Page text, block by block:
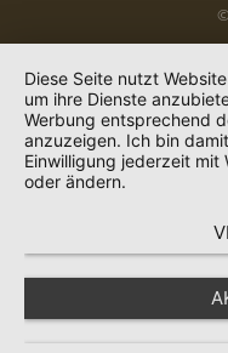
Diese Seite nutzt
um ihre Dienste
Werbung entsprechend
anzuzeigen. Ich bin
Einwilligung jederzeit
oder ändern.